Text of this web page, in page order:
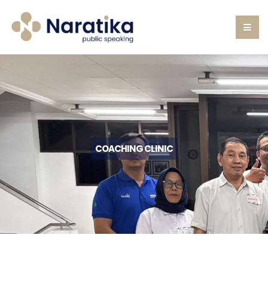
COACHING CLINIC